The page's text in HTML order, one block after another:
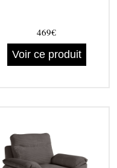
469€
Voir ce produit